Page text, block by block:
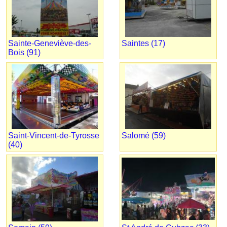
Sainte-Geneviève-des-
Bois (91)
Saintes (17)
Saint-Vincent-de-Tyrosse
(40)
Salomé (59)